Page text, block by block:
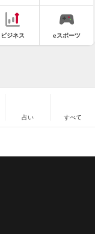
ビジネス eスポーツ
占い すべて